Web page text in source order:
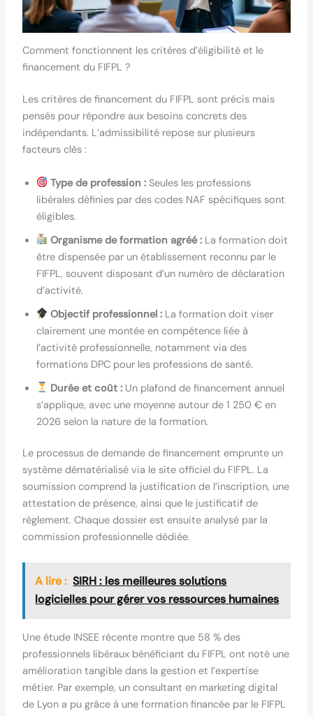
Comment fonctionnent les critères d’éligibilité et le
financement du FIFPL ?
Les critères de financement du FIFPL sont précis mais
pensés pour répondre aux besoins concrets des
indépendants. L’admissibilité repose sur plusieurs
facteurs clés :
Type de profession : Seules les professions
libérales définies par des codes NAF spécifiques sont
éligibles.
Organisme de formation agréé : La formation doit
être dispensée par un établissement reconnu par le
FIFPL, souvent disposant d’un numéro de déclaration
d’activité.
Objectif professionnel : La formation doit viser
clairement une montée en compétence liée à
l’activité professionnelle, notamment via des
formations DPC pour les professions de santé.
Durée et coût : Un plafond de financement annuel
s’applique, avec une moyenne autour de 1 250 € en
2026 selon la nature de la formation.
Le processus de demande de financement emprunte un
système dématérialisé via le site officiel du FIFPL. La
soumission comprend la justification de l’inscription, une
attestation de présence, ainsi que le justificatif de
règlement. Chaque dossier est ensuite analysé par la
commission professionnelle dédiée.
A lire : SIRH : les meilleures solutions
logicielles pour gérer vos ressources humaines
Une étude INSEE récente montre que 58 % des
professionnels libéraux bénéficiant du FIFPL ont noté une
amélioration tangible dans la gestion et l’expertise
métier. Par exemple, un consultant en marketing digital
de Lyon a pu grâce à une formation financée par le FIFPL